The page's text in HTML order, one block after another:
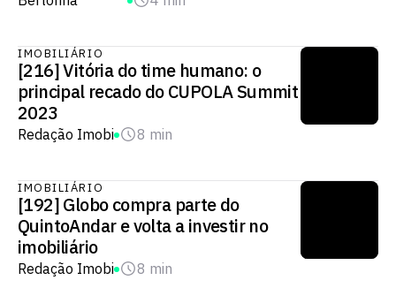
IMOBILIÁRIO
[216] Vitória do time humano: o
principal recado do CUPOLA Summit
2023
Redação Imobi 8 min
IMOBILIÁRIO
[192] Globo compra parte do
QuintoAndar e volta a investir no
imobiliário
Redação Imobi 8 min